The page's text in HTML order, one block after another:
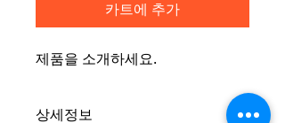
카트에 추가
제품을 소개하세요.
상세정보